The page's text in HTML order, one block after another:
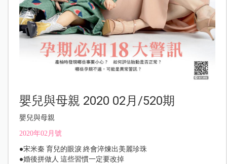
嬰兒與母親 2020 02月/520期
嬰兒與母親
2020年02月號
●宋米秦 育兒的眼淚 終會淬煉出美麗珍珠
●婚後拼做人 這些習慣一定要改掉